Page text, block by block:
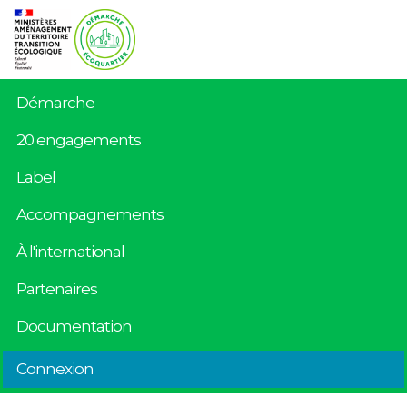
Démarche
20 engagements
Label
Accompagnements
À l'international
Partenaires
Documentation
Connexion